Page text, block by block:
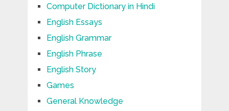
Computer Dictionary in Hindi
English Essays
English Grammar
English Phrase
English Story
Games
General Knowledge